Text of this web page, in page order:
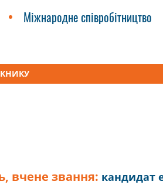
Міжнародне співробітництво
вчене звання: кандидат